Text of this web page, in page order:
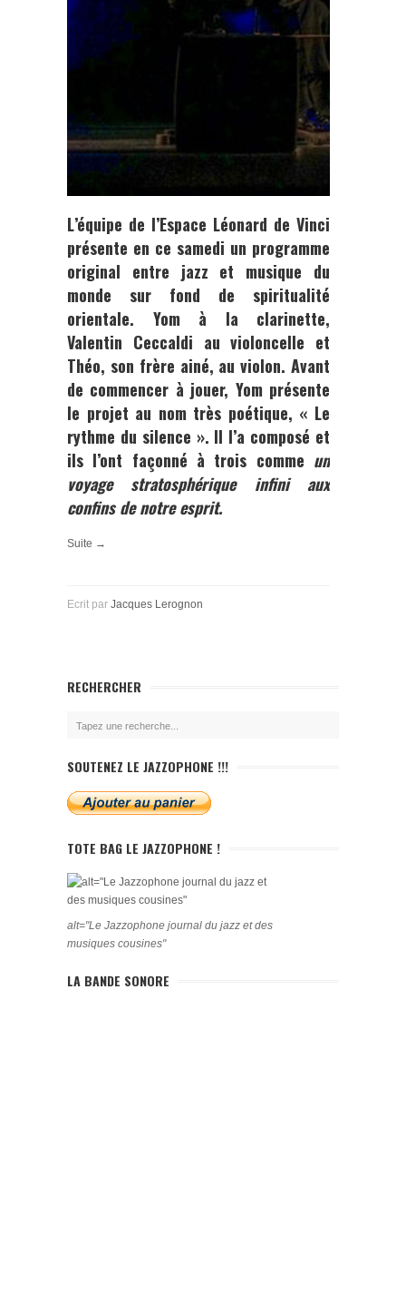
L’équipe de l’Espace Léonard de Vinci
présente en ce samedi un programme
original entre jazz et musique du
monde sur fond de spiritualité
orientale. Yom à la clarinette,
Valentin Ceccaldi au violoncelle et
Théo, son frère ainé, au violon. Avant
de commencer à jouer, Yom présente
le projet au nom très poétique, « Le
rythme du silence ». Il l’a composé et
ils l’ont façonné à trois comme un
voyage stratosphérique infini aux
confins de notre esprit.
Suite →
Ecrit par Jacques Lerognon
RECHERCHER
SOUTENEZ LE JAZZOPHONE !!!
TOTE BAG LE JAZZOPHONE !
alt="Le Jazzophone journal du jazz et des
musiques cousines"
LA BANDE SONORE